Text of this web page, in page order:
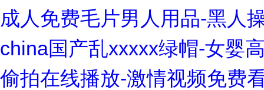
成人免费毛片男人用品-黑人
china国产乱xxxxx绿帽-女婴
偷拍在线播放-激情视频免费